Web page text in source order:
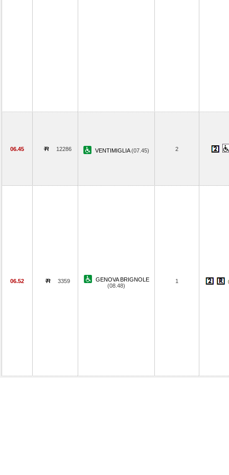
06.45 12286 VENTIMIGLIA(07.45) 2
06.52 3359
GENOVA BRIGNOLE
(08.48)
1